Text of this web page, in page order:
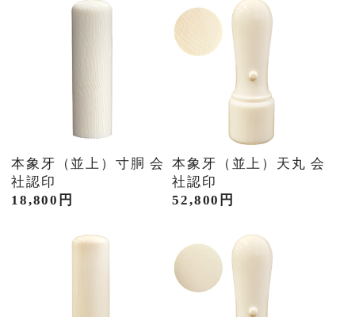
本象牙（並上）寸胴 会
社認印
18,800円
本象牙（並上）天丸 会
社認印
52,800円